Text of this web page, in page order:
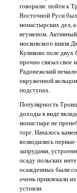
говорили: пойти к
Восточной Руси
монастырских дел,
игуменом.
московского князя
Куликово поле
прочно связал свое
Радонежский
окруженной
подступах.
Популярность
доходы в виде
монастыре не
торг. Началось
возводились
запрудами,
осаду польских
осажденных были
очень привлекали
устояли.